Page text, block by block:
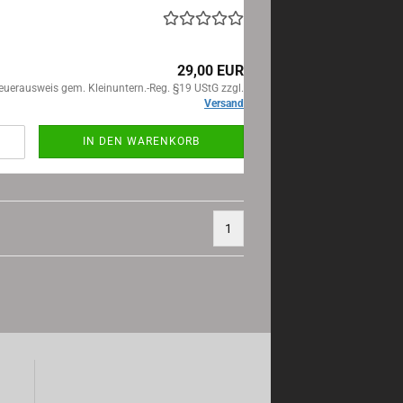
29,00 EUR
gem. Kleinuntern.-Reg. §19 UStG zzgl.
Versand
IN DEN WARENKORB
1